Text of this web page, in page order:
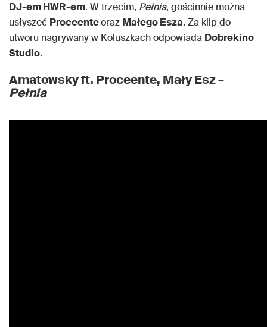
DJ-em HWR-em. W trzecim, Pełnia, gościnnie można
usłyszeć Proceenteoraz Małego Esza. Za klip do
utworu nagrywany w Koluszkach odpowiada Dobrekino
Studio.
Amatowsky ft. Proceente, Mały Esz –
Pełnia